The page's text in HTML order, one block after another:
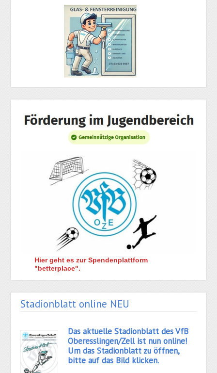
Hier geht es zur Spendenplattform
"betterplace".
Stadionblatt online NEU
Das aktuelle Stadionblatt des VfB
Oberesslingen/Zell ist nun online!
Um das Stadionblatt zu öffnen,
bitte auf das Bild klicken.